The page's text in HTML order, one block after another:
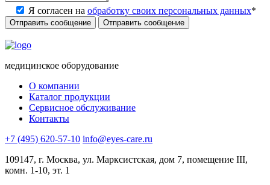
Я согласен на обработку своих персональных данных*
Отправить сообщение
медицинское оборудование
О компании
Каталог продукции
Сервисное обслуживание
Контакты
+7 (495) 620-57-10 info@eyes-care.ru
109147, г. Москва, ул. Марксистская, дом 7, помещение III,
комн. 1-10, эт. 1